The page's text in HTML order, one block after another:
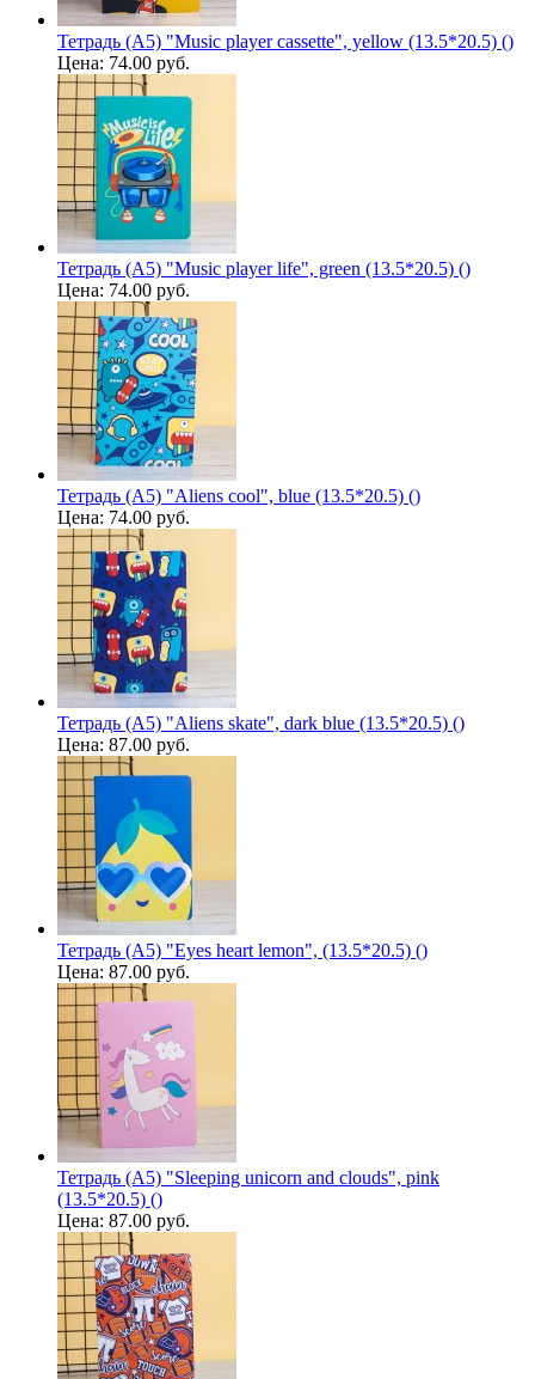
Тетрадь (A5) "Music player cassette", yellow (13.5*20.5) ()
Цена: 74.00 руб.
Тетрадь (A5) "Music player life", green (13.5*20.5) ()
Цена: 74.00 руб.
Тетрадь (A5) "Aliens cool", blue (13.5*20.5) ()
Цена: 74.00 руб.
Тетрадь (A5) "Aliens skate", dark blue (13.5*20.5) ()
Цена: 87.00 руб.
Тетрадь (A5) "Eyes heart lemon", (13.5*20.5) ()
Цена: 87.00 руб.
Тетрадь (A5) "Sleeping unicorn and clouds", pink
(13.5*20.5) ()
Цена: 87.00 руб.